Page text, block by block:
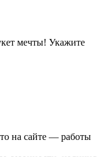
мечты! Укажите
на сайте — работы